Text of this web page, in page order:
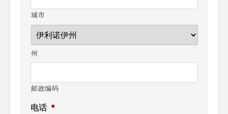
城市
州
邮政编码
电话 *